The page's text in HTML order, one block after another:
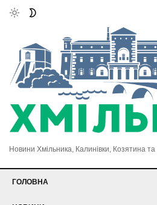
Новини Хмільника, Калинівки, Козятина
ГОЛОВНА